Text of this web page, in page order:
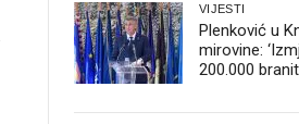
VIJESTI
Plenković u
mirovine:
200.000